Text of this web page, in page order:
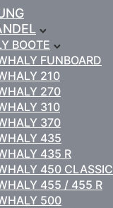
BOOTE
FUNBOARD
210
270
310
370
435
435 R
450 CLASSIC
455 / 455 R
500